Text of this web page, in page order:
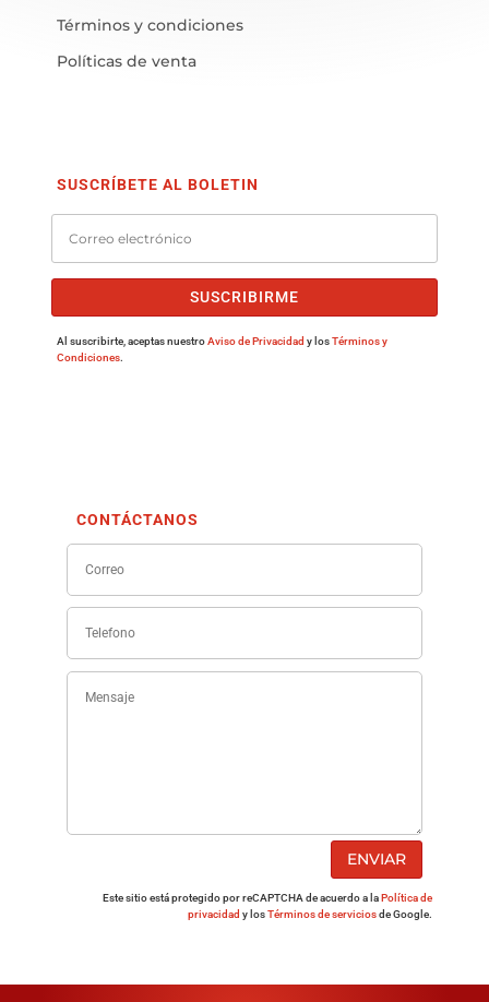
Términos y condiciones
Políticas de venta
SUSCRÍBETE AL BOLETIN
SUSCRIBIRME
Al suscribirte, aceptas nuestroAviso de Privacidad y losTérminos y
Condiciones.
CONTÁCTANOS
ENVIAR
Este sitio está protegido por reCAPTCHA de acuerdo a laPolítica de
privacidad y losTérminos de serviciosde Google.